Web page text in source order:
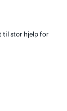
til stor hjelp for